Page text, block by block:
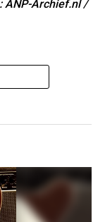
ANP-Archief.nl /